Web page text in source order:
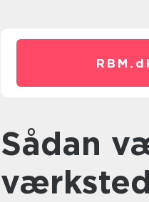
RBM.
Sådan vælger du det rette